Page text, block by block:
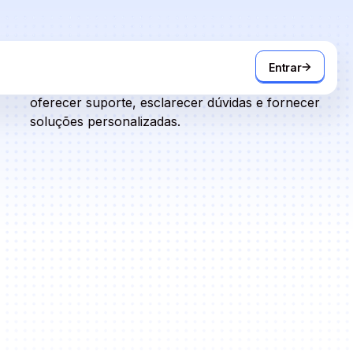
Entrar
Tem dúvidas ou precisa de ajuda? Entre em
contato conosco hoje mesmo. Estamos aqui para
oferecer suporte, esclarecer dúvidas e fornecer
soluções personalizadas.